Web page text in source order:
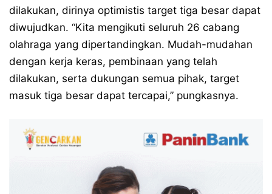
dilakukan, dirinya optimistis target tiga besar dapat
diwujudkan. “Kita mengikuti seluruh 26 cabang
olahraga yang dipertandingkan. Mudah-mudahan
dengan kerja keras, pembinaan yang telah
dilakukan, serta dukungan semua pihak, target
masuk tiga besar dapat tercapai,” pungkasnya.